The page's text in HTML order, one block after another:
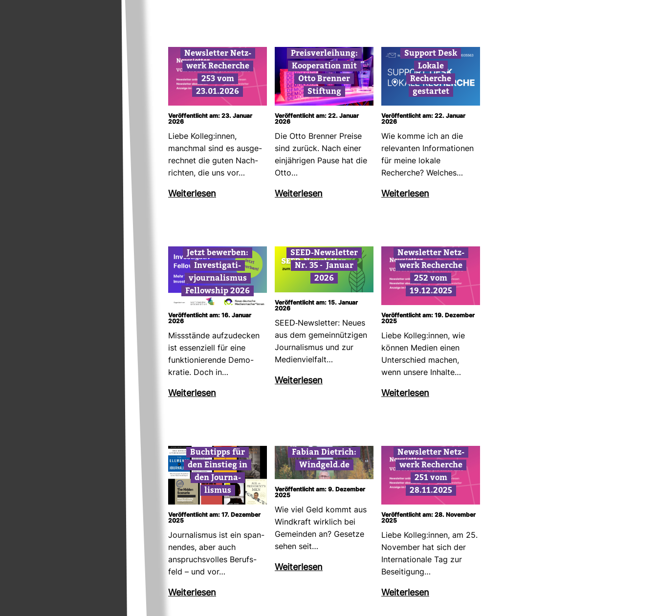
News­letter Netz­
werk Recherche
253 vom
23.01.2026
Veröffentlicht am: 23. Januar
2026
Liebe Kolleg:innen,
manchmal sind es aus­ge­
rechnet die guten Nach­
richten, die uns vor…
Wei­ter­lesen
Preis­ver­lei­hung:
Koope­ra­tion mit
Otto Brenner
Stif­tung
Veröffentlicht am: 22. Januar
2026
Die Otto Brenner Preise
sind zurück. Nach einer
ein­jäh­rigen Pause hat die
Otto…
Wei­ter­lesen
Sup­port Desk
Lokale
Recherche
gestartet
Veröffentlicht am: 22. Januar
2026
Wie komme ich an die
rele­vanten Infor­ma­tionen
für meine lokale
Recherche? Wel­ches…
Wei­ter­lesen
Jetzt bewerben:
Inves­ti­ga­ti­
vjour­na­lismus
Fel­low­ship 2026
Veröffentlicht am: 16. Januar
2026
Miss­stände auf­zu­de­cken
ist essen­ziell für eine
funk­tio­nie­rende Demo­
kratie. Doch in…
Wei­ter­lesen
SEED-​News­letter
Nr. 35 – Januar
2026
Veröffentlicht am: 15. Januar
2026
SEED-​News­letter: Neues
aus dem gemein­nüt­zigen
Jour­na­lismus und zur
Medi­en­viel­falt…
Wei­ter­lesen
News­letter Netz­
werk Recherche
252 vom
19.12.2025
Veröffentlicht am: 19. Dezember
2025
Liebe Kolleg:innen, wie
können Medien einen
Unter­schied machen,
wenn unsere Inhalte…
Wei­ter­lesen
Buch­tipps für
den Ein­stieg in
den Jour­na­
lismus
Veröffentlicht am: 17. Dezember
2025
Jour­na­lismus ist ein span­
nendes, aber auch
anspruchs­volles Berufs­
feld – und vor…
Wei­ter­lesen
Fabian Diet­rich:
Wind­geld.de
Veröffentlicht am: 9. Dezember
2025
Wie viel Geld kommt aus
Wind­kraft wirk­lich bei
Gemeinden an? Gesetze
sehen seit…
Wei­ter­lesen
News­letter Netz­
werk Recherche
251 vom
28.11.2025
Veröffentlicht am: 28. November
2025
Liebe Kolleg:innen, am 25.
November hat sich der
Inter­na­tio­nale Tag zur
Besei­ti­gung…
Wei­ter­lesen